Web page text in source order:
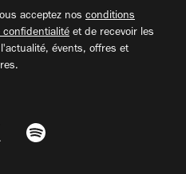
acceptez nos conditions
confidentialité et de recevoir les
évents, offres et